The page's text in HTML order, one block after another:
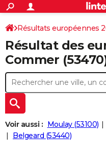
ACTUALITÉS
Politique
Société
Faits Divers
Education
Monde
Villes
+
SPORT
Coupe du monde 2026
Football
Tennis
Cyclisme
Rugby
Forum
Programme TV
TNT
Streaming
Cinéma
Sorties cinéma
Musique
+
FINANCE
Retraite
Impôts
Epargne
Immobilier
Risques naturels par ville
Banque
Assurance
Crédit
AUTO
Essais
Réserver un essai
Citadines
Berlines
SUV
Forum auto
+
HIGH-TECH
Mobiles
Meilleur smartphone
Internet
Ordinateurs
Jeux vidéo
Guide high-tech
BRICOLAGE
Résultats européennes
Résultat des
Commer
Voir aussi : Moulay (53100)
Belgeard (53440)